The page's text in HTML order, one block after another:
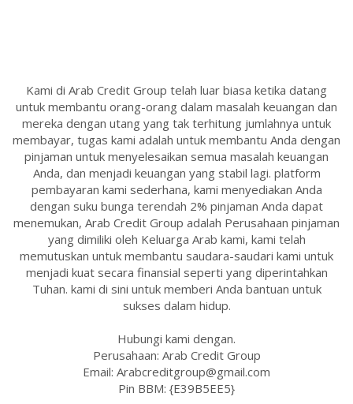
Kami di Arab Credit Group telah luar biasa ketika datang
untuk membantu orang-orang dalam masalah keuangan dan
mereka dengan utang yang tak terhitung jumlahnya untuk
membayar, tugas kami adalah untuk membantu Anda dengan
pinjaman untuk menyelesaikan semua masalah keuangan
Anda, dan menjadi keuangan yang stabil lagi. platform
pembayaran kami sederhana, kami menyediakan Anda
dengan suku bunga terendah 2% pinjaman Anda dapat
menemukan, Arab Credit Group adalah Perusahaan pinjaman
yang dimiliki oleh Keluarga Arab kami, kami telah
memutuskan untuk membantu saudara-saudari kami untuk
menjadi kuat secara finansial seperti yang diperintahkan
Tuhan. kami di sini untuk memberi Anda bantuan untuk
sukses dalam hidup.
Hubungi kami dengan.
Perusahaan: Arab Credit Group
Email: Arabcreditgroup@gmail.com
Pin BBM: {E39B5EE5}